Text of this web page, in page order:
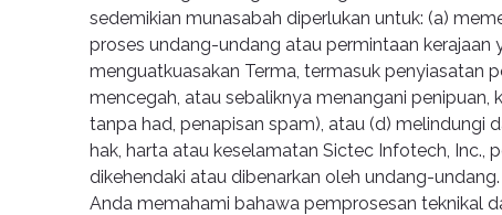
sedemikian munasabah diperlukan untuk: (a)
proses undang-undang atau permintaan kerajaan
menguatkuasakan Terma, termasuk penyiasatan
mencegah, atau sebaliknya menangani penipuan,
tanpa had, penapisan spam), atau (d) melindungi
hak, harta atau keselamatan Sictec Infotech, Inc.,
dikehendaki atau dibenarkan oleh undang-undang.
Anda memahami bahawa pemprosesan teknikal